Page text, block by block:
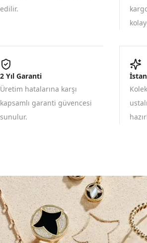
edilir.
2 Yıl Garanti
Üretim hatalarına karşı
kapsamlı garanti güvencesi
sunulur.